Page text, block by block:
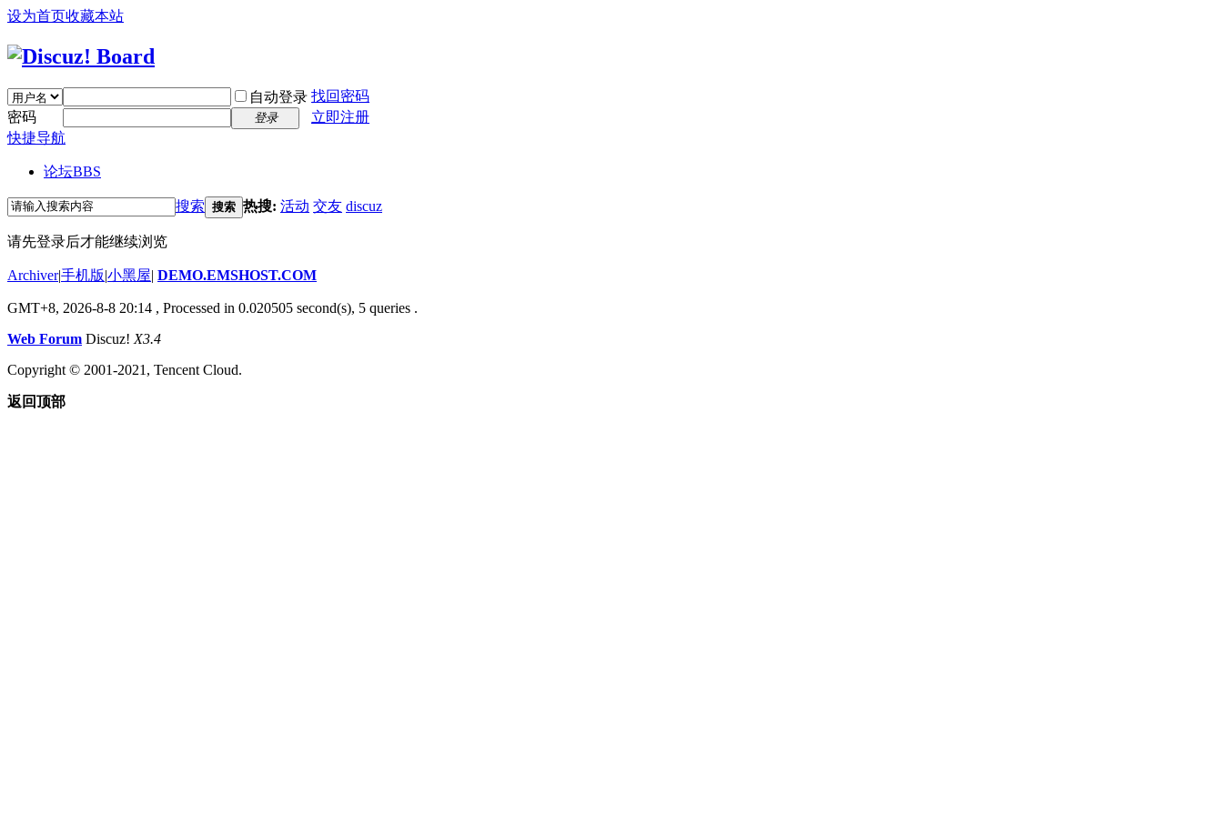
设为首页收藏本站
自动登录 找回密码
密码
登录
立即注册
快捷导航
论坛BBS
搜索 搜索 热搜: 活动 交友 discuz
请先登录后才能继续浏览
Archiver|手机版|小黑屋| DEMO.EMSHOST.COM
GMT+8, 2026-8-8 20:14 , Processed in 0.020505 second(s), 5 queries .
Web Forum Discuz! X3.4
Copyright © 2001-2021, Tencent Cloud.
返回顶部